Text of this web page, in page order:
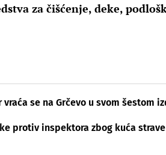
za čišćenje, deke,
se na Grčevo u svom šestom
protiv inspektora zbog kuća strave